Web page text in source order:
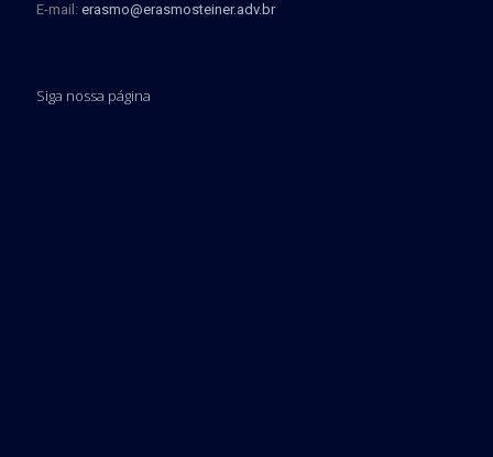
E-mail: erasmo@erasmosteiner.adv.br
Siga nossa página